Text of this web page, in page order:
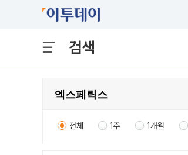
검색
전체 1주 1개월